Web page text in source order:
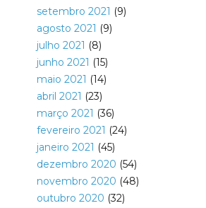
setembro 2021 (9)
agosto 2021 (9)
julho 2021 (8)
junho 2021 (15)
maio 2021 (14)
abril 2021 (23)
março 2021 (36)
fevereiro 2021 (24)
janeiro 2021 (45)
dezembro 2020 (54)
novembro 2020 (48)
outubro 2020 (32)